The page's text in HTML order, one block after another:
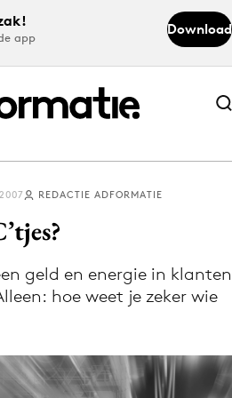
app
Download
Abonneer nu
Abonneer nu
de app
via de Adformatie
REDACTIE ADFORMATIE
geld en energie in klanten
hoe weet je zeker wie